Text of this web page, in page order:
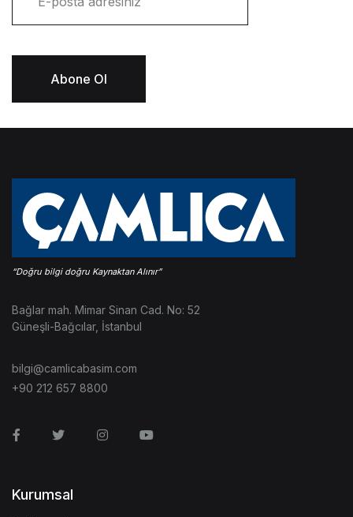
Abone Ol
Bağlar mah. Mimar Sinan Cad. No: 52
Güneşli-Bağcılar, İstanbul
bilgi@camlicabasim.com
+90 212 657 8800
FacebookTwitterInstagramYoutube
Kurumsal